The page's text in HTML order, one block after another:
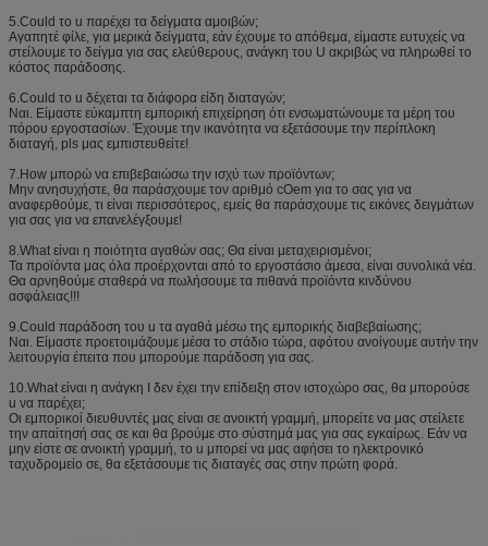
5.Could το u παρέχει τα δείγματα αμοιβών;
Αγαπητέ φίλε, για μερικά δείγματα, εάν έχουμε το απόθεμα, είμαστε ευτυχείς να
στείλουμε το δείγμα για σας ελεύθερους, ανάγκη του U ακριβώς να πληρωθεί το
κόστος παράδοσης.
6.Could το u δέχεται τα διάφορα είδη διαταγών;
Ναι. Είμαστε εύκαμπτη εμπορική επιχείρηση ότι ενσωματώνουμε τα μέρη του
πόρου εργοστασίων. Έχουμε την ικανότητα να εξετάσουμε την περίπλοκη
διαταγή, pls μας εμπιστευθείτε!
7.How μπορώ να επιβεβαιώσω την ισχύ των προϊόντων;
Μην ανησυχήστε, θα παράσχουμε τον αριθμό cOem για το σας για να
αναφερθούμε, τι είναι περισσότερος, εμείς θα παράσχουμε τις εικόνες δειγμάτων
για σας για να επανελέγξουμε!
8.What είναι η ποιότητα αγαθών σας; Θα είναι μεταχειρισμένοι;
Τα προϊόντα μας όλα προέρχονται από το εργοστάσιο άμεσα, είναι συνολικά νέα.
Θα αρνηθούμε σταθερά να πωλήσουμε τα πιθανά προϊόντα κινδύνου
ασφάλειας!!!
9.Could παράδοση του u τα αγαθά μέσω της εμπορικής διαβεβαίωσης;
Ναι. Είμαστε προετοιμάζουμε μέσα το στάδιο τώρα, αφότου ανοίγουμε αυτήν την
λειτουργία έπειτα που μπορούμε παράδοση για σας.
10.What είναι η ανάγκη Ι δεν έχει την επίδειξη στον ιστοχώρο σας, θα μπορούσε
u να παρέχει;
Οι εμπορικοί διευθυντές μας είναι σε ανοικτή γραμμή, μπορείτε να μας στείλετε
την απαίτησή σας σε και θα βρούμε στο σύστημά μας για σας εγκαίρως. Εάν να
μην είστε σε ανοικτή γραμμή, το u μπορεί να μας αφήσει το ηλεκτρονικό
ταχυδρομείο σε, θα εξετάσουμε τις διαταγές σας στην πρώτη φορά.